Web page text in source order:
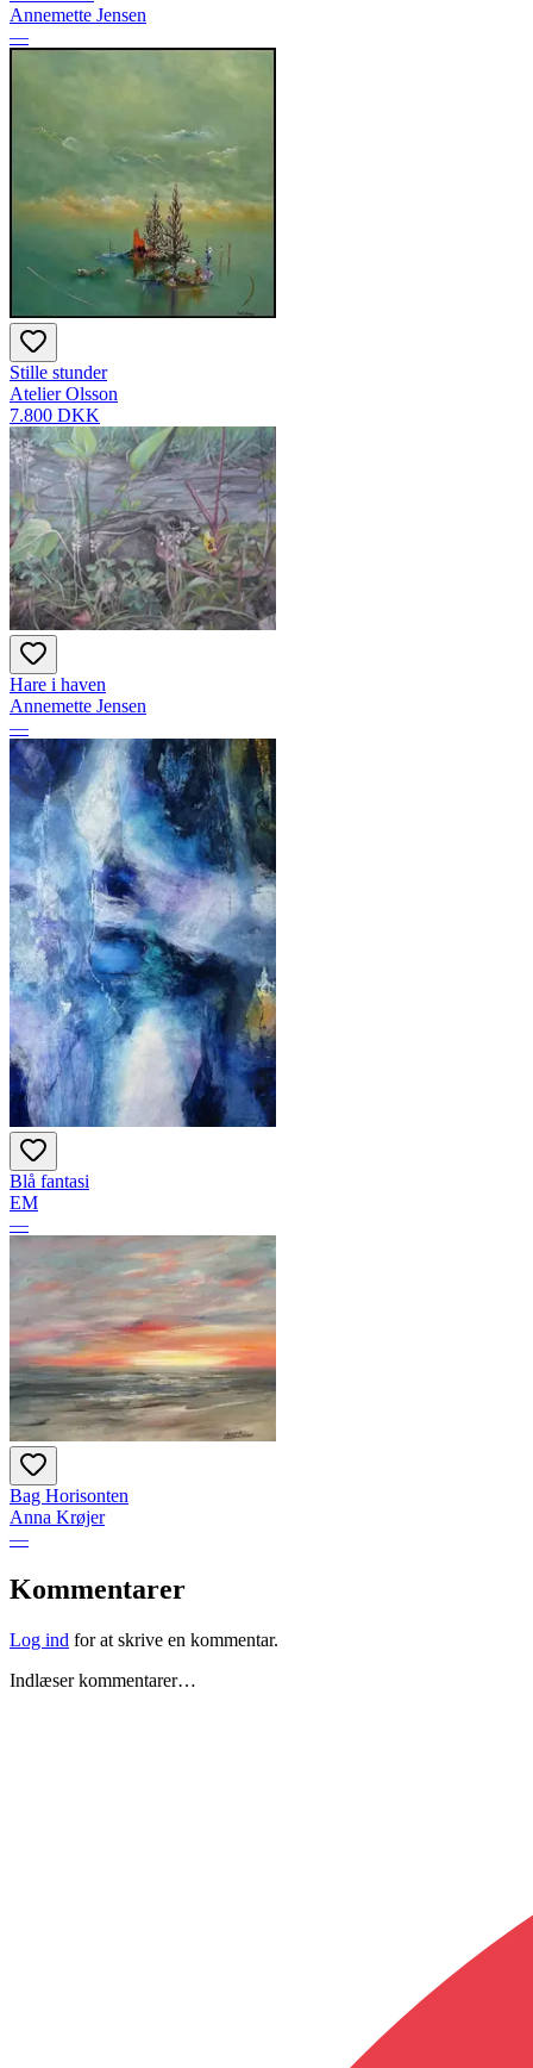
Annemette Jensen
—
Stille stunder
Atelier Olsson
7.800 DKK
Hare i haven
Annemette Jensen
—
Blå fantasi
EM
—
Bag Horisonten
Anna Krøjer
—
Kommentarer
Log ind for at skrive en kommentar.
Indlæser kommentarer…